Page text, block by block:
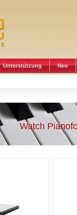
Unterstützung Neu
Watch